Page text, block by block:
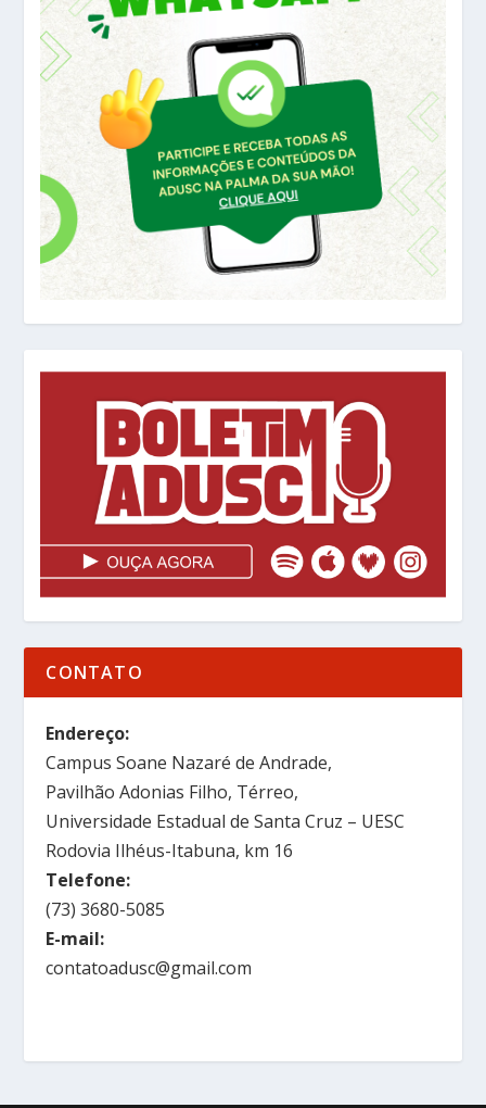
CONTATO
Endereço:
Campus Soane Nazaré de Andrade,
Pavilhão Adonias Filho, Térreo,
Universidade Estadual de Santa Cruz – UESC
Rodovia Ilhéus-Itabuna, km 16
Telefone:
(73) 3680-5085
E-mail:
contatoadusc@gmail.com